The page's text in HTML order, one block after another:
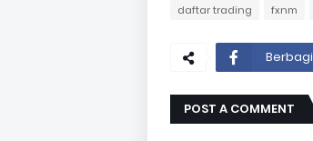
daftar trading
fxnm
Berbagi
POST A COMMENT